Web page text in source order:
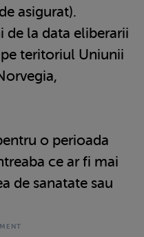
asigurat).
de la data eliberarii
teritoriul Uniunii
o perioada
ce ar fi mai
de sanatate sau